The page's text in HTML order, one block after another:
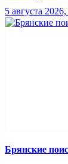
5 августа
Брянские